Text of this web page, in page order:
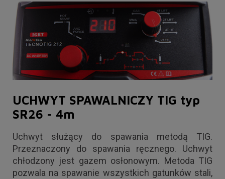
UCHWYT SPAWALNICZY TIG typ
SR26 - 4m
Uchwyt służący do spawania metodą TIG.
Przeznaczony do spawania ręcznego. Uchwyt
chłodzony jest gazem osłonowym. Metoda TIG
pozwala na spawanie wszystkich gatunków stali,